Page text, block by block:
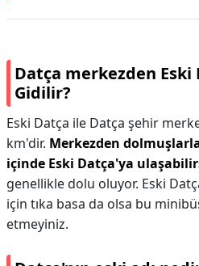
Datça merkezden Eski
Gidilir?
Eski Datça ile Datça şehir
km'dir. Merkezden
içinde Eski Datça'ya
genellikle dolu oluyor. Eski
için tıka basa da olsa bu
etmeyiniz.